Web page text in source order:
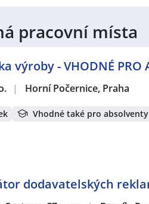
pracovní místa
výroby - VHODNÉ PRO
| Horní Počernice, Praha
Vhodné také pro absolventy
dodavatelských